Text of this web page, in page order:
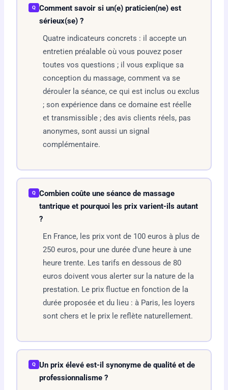
Q
Comment savoir si un(e) praticien(ne) est
sérieux(se) ?
Quatre indicateurs concrets : il accepte un
entretien préalable où vous pouvez poser
toutes vos questions ; il vous explique sa
conception du massage, comment va se
dérouler la séance, ce qui est inclus ou exclus
; son expérience dans ce domaine est réelle
et transmissible ; des avis clients réels, pas
anonymes, sont aussi un signal
complémentaire.
Q
Combien coûte une séance de massage
tantrique et pourquoi les prix varient-ils autant
?
En France, les prix vont de 100 euros à plus de
250 euros, pour une durée d'une heure à une
heure trente. Les tarifs en dessous de 80
euros doivent vous alerter sur la nature de la
prestation. Le prix fluctue en fonction de la
durée proposée et du lieu : à Paris, les loyers
sont chers et le prix le reflète naturellement.
Q
Un prix élevé est-il synonyme de qualité et de
professionnalisme ?